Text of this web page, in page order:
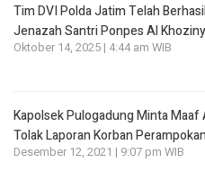
Tim DVI Polda Jatim Telah
Jenazah Santri Ponpes Al
Oktober 14, 2025 | 4:44 am WIB
Kapolsek Pulogadung Minta
Tolak Laporan Korban
Desember 12, 2021 | 9:07 pm WIB